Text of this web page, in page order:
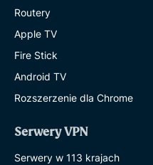
Routery
Apple TV
Fire Stick
Android TV
Rozszerzenie dla Chrome
Serwery VPN
Serwery w 113 krajach